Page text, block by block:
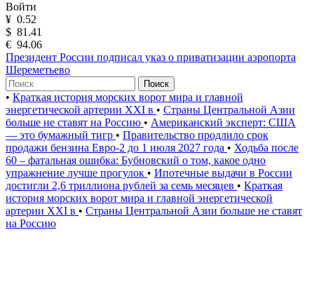
Войти
¥ 0.52
$ 81.41
€ 94.06
Президент России подписал указ о приватизации аэропорта
Шереметьево
Поиск
• Краткая история морских ворот мира и главной
энергетической артерии XXI в • Страны Центральной Азии
больше не ставят на Россию • Американский эксперт: США
— это бумажный тигр • Правительство продлило срок
продажи бензина Евро-2 до 1 июля 2027 года • Ходьба после
60 – фатальная ошибка: Бубновский о том, какое одно
упражнение лучше прогулок • Ипотечные выдачи в России
достигли 2,6 триллиона рублей за семь месяцев • Краткая
история морских ворот мира и главной энергетической
артерии XXI в • Страны Центральной Азии больше не ставят
на Россию